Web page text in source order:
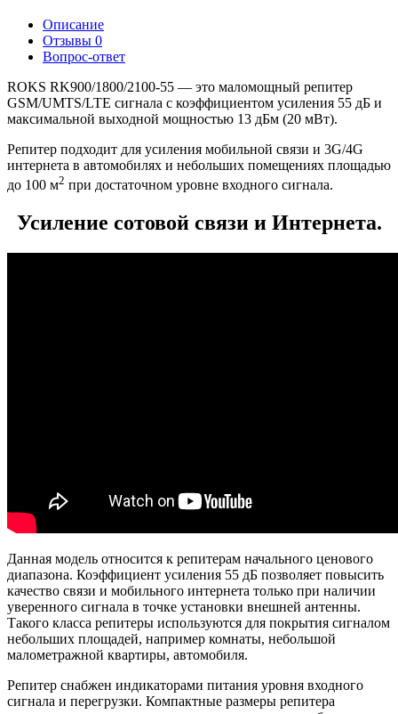
Описание
Отзывы 0
Вопрос-ответ
ROKS RK900/1800/2100-55 — это маломощный репитер
GSM/UMTS/LTE сигнала с коэффициентом усиления 55 дБ и
максимальной выходной мощностью 13 дБм (20 мВт).
Репитер подходит для усиления мобильной связи и 3G/4G
интернета в автомобилях и небольших помещениях площадью
до 100 м2 при достаточном уровне входного сигнала.
Усиление сотовой связи и Интернета.
Данная модель относится к репитерам начального ценового
диапазона. Коэффициент усиления 55 дБ позволяет повысить
качество связи и мобильного интернета только при наличии
уверенного сигнала в точке установки внешней антенны.
Такого класса репитеры используются для покрытия сигналом
небольших площадей, например комнаты, небольшой
малометражной квартиры, автомобиля.
Репитер снабжен индикаторами питания уровня входного
сигнала и перегрузки. Компактные размеры репитера